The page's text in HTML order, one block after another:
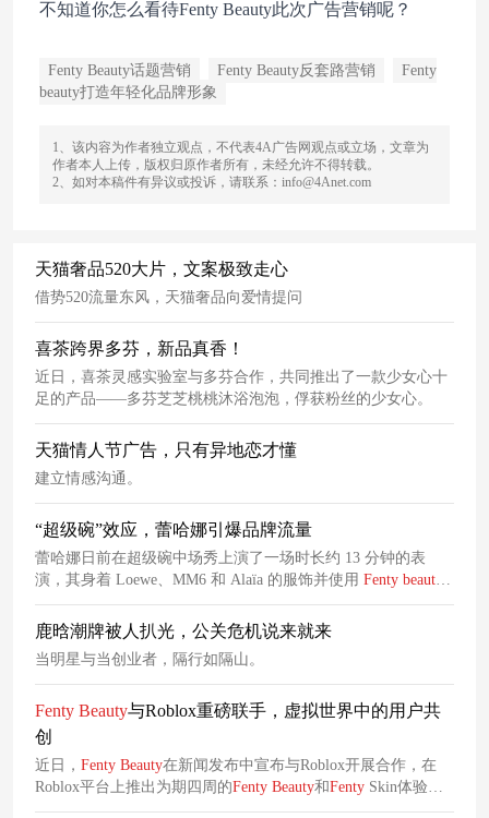
不知道你怎么看待Fenty Beauty此次广告营销呢？
Fenty Beauty话题营销 Fenty Beauty反套路营销
Fenty
beauty打造年轻化品牌形象
1、该内容为作者独立观点，不代表4A广告网观点或立场，文章为
作者本人上传，版权归原作者所有，未经允许不得转载。
2、如对本稿件有异议或投诉，请联系：info@4Anet.com
天猫奢品520大片，文案极致走心
借势520流量东风，天猫奢品向爱情提问
喜茶跨界多芬，新品真香！
近日，喜茶灵感实验室与多芬合作，共同推出了一款少女心十
足的产品——多芬芝芝桃桃沐浴泡泡，俘获粉丝的少女心。
天猫情人节广告，只有异地恋才懂
建立情感沟通。
“超级碗”效应，蕾哈娜引爆品牌流量
蕾哈娜日前在超级碗中场秀上演了一场时长约 13 分钟的表
演，其身着 Loewe、MM6 和 Alaïa 的服饰并使用 Fenty beauty
产品进行补妆，引爆全场。
鹿晗潮牌被人扒光，公关危机说来就来
当明星与当创业者，隔行如隔山。
Fenty Beauty与Roblox重磅联手，虚拟世界中的用户共
创
近日， Fenty Beauty在新闻发布中宣布与Roblox开展合作，在
Roblox平台上推出为期四周的Fenty Beauty和Fenty Skin体验，
让用户体验产品创建过程。